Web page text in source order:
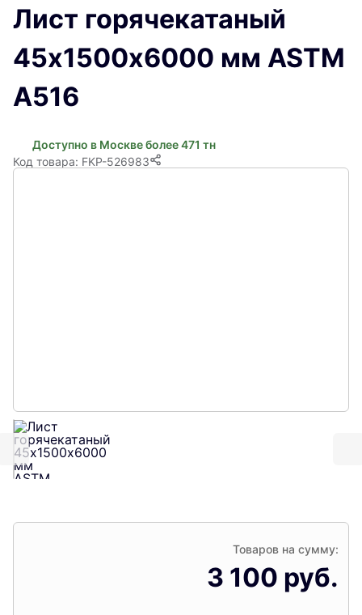
Лист горячекатаный
45х1500х6000 мм ASTM
A516
Доступно в Москве более 471 тн
Код товара: FKP-526983
Товаров на сумму:
3 100 руб.